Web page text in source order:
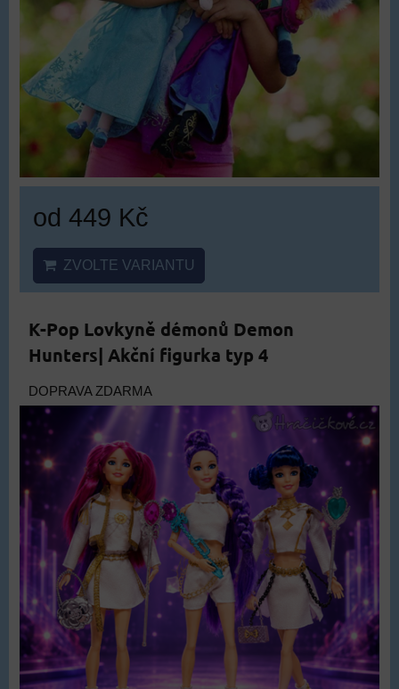
od 449 Kč
ZVOLTE VARIANTU
K-Pop Lovkyně démonů Demon
Hunters| Akční figurka typ 4
DOPRAVA ZDARMA